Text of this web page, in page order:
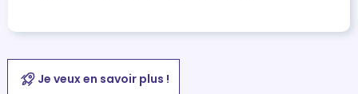
Je veux en savoir plus !